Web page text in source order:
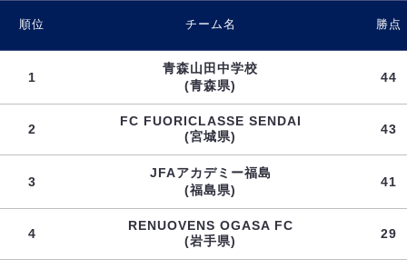
順位 チーム名 勝点
1
青森山田中学校
(青森県)
44
2
FC FUORICLASSE SENDAI
(宮城県)
43
3
JFAアカデミー福島
(福島県)
41
4
RENUOVENS OGASA FC
(岩手県)
29